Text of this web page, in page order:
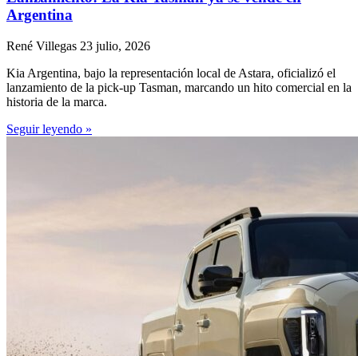
Argentina
René Villegas 23 julio, 2026
Kia Argentina, bajo la representación local de Astara, oficializó el
lanzamiento de la pick-up Tasman, marcando un hito comercial en la
historia de la marca.
Seguir leyendo »